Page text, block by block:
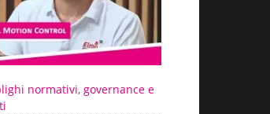
normativi, governance e